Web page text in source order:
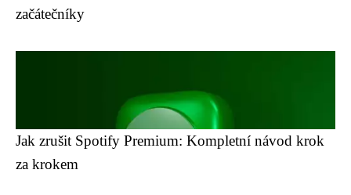
začátečníky
Jak zrušit Spotify Premium: Kompletní návod krok
za krokem